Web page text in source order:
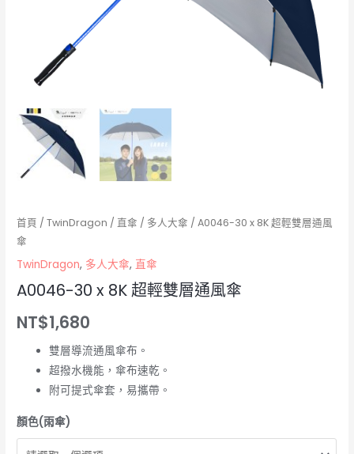
首頁 /TwinDragon / 直傘 / 多人大傘 / A0046-30 x 8K 超輕雙層通風
傘
TwinDragon, 多人大傘,直傘
A0046-30 x 8K 超輕雙層通風傘
NT$1,680
雙層導流通風傘布。
超撥水機能，傘布速乾。
附可提式傘套，易攜帶。
顏色(雨傘)